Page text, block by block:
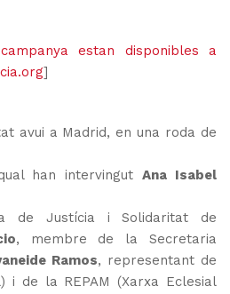
estan disponibles a
]
avui a Madrid, en una roda de
han intervingutAna Isabel
de Justícia i Solidaritat de
, membre de la Secretaria
Ramos, representant de
i de la REPAM (Xarxa Eclesial